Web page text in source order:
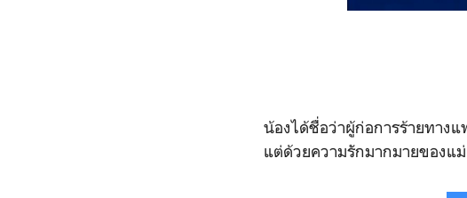
น้องได้ชื่อว่าผู้ก่อการร้ายทา
แต่ด้วยความรักมากมายของแ